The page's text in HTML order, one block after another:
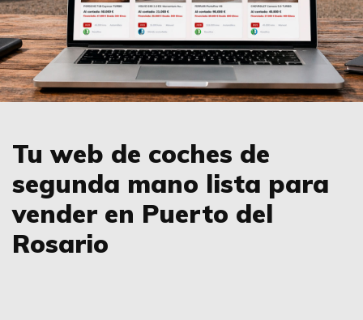
Tu web de coches de
segunda mano lista para
vender en Puerto del
Rosario